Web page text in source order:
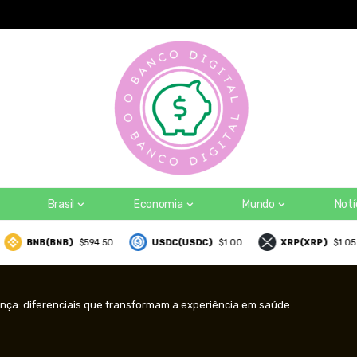
Brasil Economia Mundo
BNB(BNB) $594.50 USDC(USDC) $1.00 XRP(XRP) $1.05
diferenciais que transformam a experiência em saúde